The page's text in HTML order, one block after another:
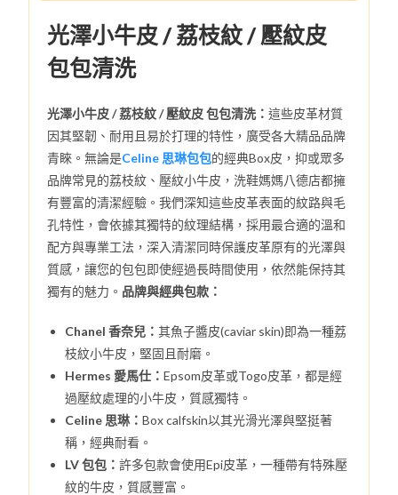
光澤小牛皮 / 荔枝紋 / 壓紋皮
包包清洗
光澤小牛皮 / 荔枝紋 / 壓紋皮 包包清洗：這些皮革材質
因其堅韌、耐用且易於打理的特性，廣受各大精品品牌
青睞。無論是Celine 思琳包包的經典Box皮，抑或眾多
品牌常見的荔枝紋、壓紋小牛皮，洗鞋媽媽八德店都擁
有豐富的清潔經驗。我們深知這些皮革表面的紋路與毛
孔特性，會依據其獨特的紋理結構，採用最合適的溫和
配方與專業工法，深入清潔同時保護皮革原有的光澤與
質感，讓您的包包即使經過長時間使用，依然能保持其
獨有的魅力。 品牌與經典包款：
Chanel 香奈兒：其魚子醬皮(caviar skin)即為一種荔
枝紋小牛皮，堅固且耐磨。
Hermes 愛馬仕：Epsom皮革或Togo皮革，都是經
過壓紋處理的小牛皮，質感獨特。
Celine 思琳：Box calfskin以其光滑光澤與堅挺著
稱，經典耐看。
LV 包包：許多包款會使用Epi皮革，一種帶有特殊壓
紋的牛皮，質感豐富。